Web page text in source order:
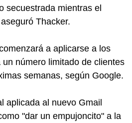
secuestrada mientras el
Thacker.
a aplicarse a los
número limitado de clientes
semanas, según Google.
aplicada al nuevo Gmail
"dar un empujoncito" a la